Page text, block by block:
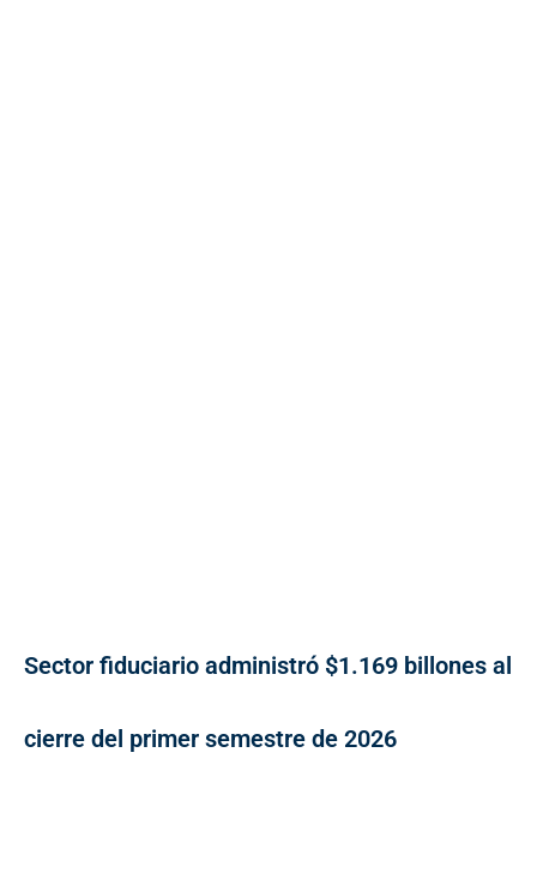
Sector fiduciario administró $1.169 billones al
cierre del primer semestre de 2026